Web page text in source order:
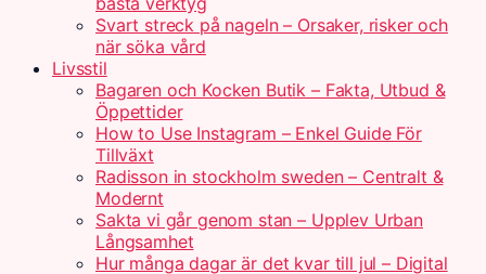
Svart streck på nageln – Orsaker, risker och
när söka vård
Livsstil
Bagaren och Kocken Butik – Fakta, Utbud &
Öppettider
How to Use Instagram – Enkel Guide För
Tillväxt
Radisson in stockholm sweden – Centralt &
Modernt
Sakta vi går genom stan – Upplev Urban
Långsamhet
Hur många dagar är det kvar till jul – Digital